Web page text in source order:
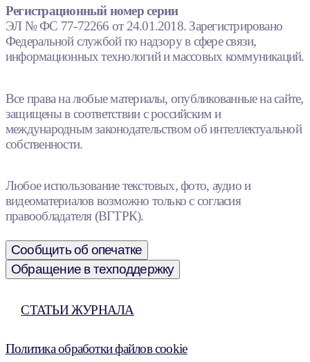
Регистрационный номер серии
ЭЛ № ФС 77-72266 от 24.01.2018. Зарегистрировано
Федеральной службой по надзору в сфере связи,
информационных технологий и массовых коммуникаций.
Все права на любые материалы, опубликованные на сайте,
защищены в соответствии с российским и
международным законодательством об интеллектуальной
собственности.
Любое использование текстовых, фото, аудио и
видеоматериалов возможно только с согласия
правообладателя (ВГТРК).
Сообщить об опечатке
Обращение в техподдержку
СТАТЬИ ЖУРНАЛА
Политика обработки файлов cookie